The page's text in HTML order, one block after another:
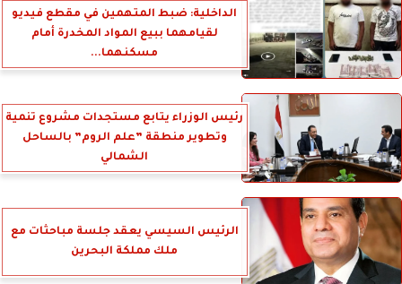
الداخلية: ضبط المتهمين في مقطع فيديو
لقيامهما ببيع المواد المخدرة أمام
مسكنهما...
رئيس الوزراء يتابع مستجدات مشروع تنمية
وتطوير منطقة ”علم الروم” بالساحل
الشمالي
الرئيس السيسي يعقد جلسة مباحثات مع
ملك مملكة البحرين